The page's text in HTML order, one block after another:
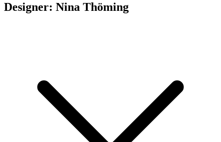
Designer: Nina Thöming